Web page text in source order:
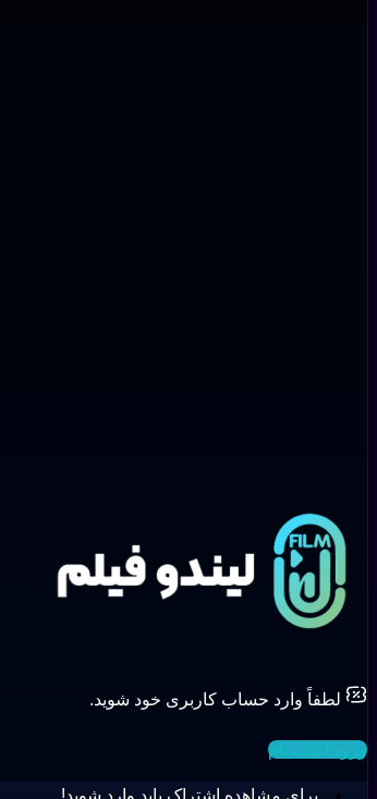
لطفاً وارد حساب کاربری خود شوید.
ورود / ثبت نام
برای مشاهده اشتراک باید وارد شوید!